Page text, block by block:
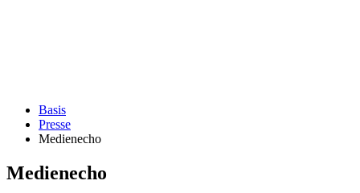
Basis
Presse
Medienecho
Medienecho